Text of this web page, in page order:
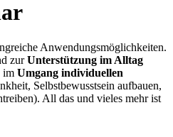
Anwendungsmöglichkeiten.
zurUnterstützung im Alltag
im Umgang individuellen
Selbstbewusstsein aufbauen,
All das und vieles mehr ist